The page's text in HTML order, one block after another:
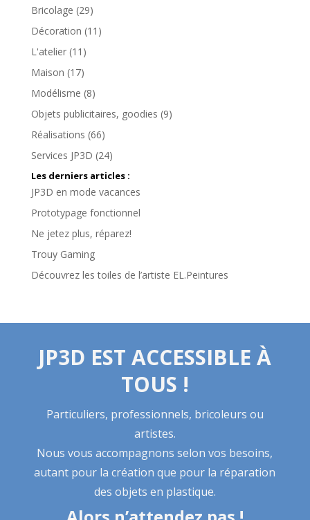
Bricolage (29)
Décoration (11)
L'atelier(11)
Maison (17)
Modélisme (8)
Objets publicitaires, goodies (9)
Réalisations (66)
Services JP3D (24)
Les derniers articles :
JP3D en mode vacances
Prototypage fonctionnel
Ne jetez plus, réparez!
Trouy Gaming
Découvrez les toiles de l’artiste EL.Peintures
JP3D EST ACCESSIBLE À
TOUS !
Particuliers, professionnels, bricoleurs ou
artistes.
Nous vous accompagnons selon vos besoins,
autant pour la création que pour la réparation
des objets en plastique.